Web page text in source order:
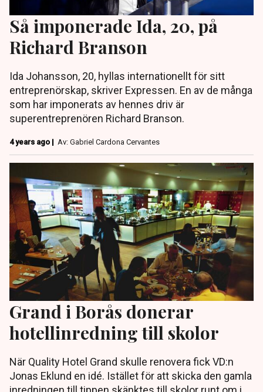
Så imponerade Ida, 20, på
Richard Branson
Ida Johansson, 20, hyllas internationellt för sitt
entreprenörskap, skriver Expressen. En av de många
som har imponerats av hennes driv är
superentreprenören Richard Branson.
4 years ago | Av: Gabriel Cardona Cervantes
Grand i Borås donerar
hotellinredning till skolor
När Quality Hotel Grand skulle renovera fick VD:n
Jonas Eklund en idé. Istället för att skicka den gamla